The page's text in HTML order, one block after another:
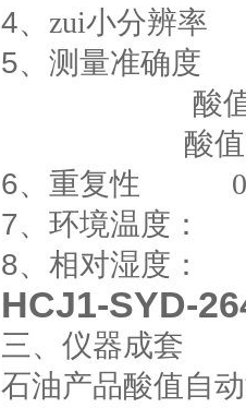
4、zui小分辨
5、测量准确度
酸值
酸值
6、重复性
7、环境温度
8、相对湿度
HCJ1-SYD-
三、仪器成套
石油产品酸值自